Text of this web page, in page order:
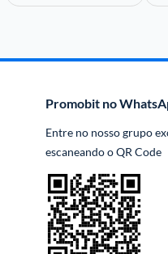
Promobit no
Entre no nosso grupo
escaneando o QR Code